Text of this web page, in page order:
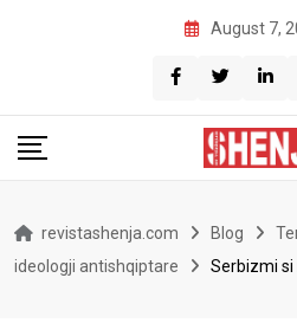
August 7,
revistashenja.com Blog
ideologji antishqiptare
Serbizmi